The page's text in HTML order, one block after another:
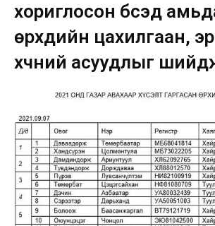
хориглосон бүсэд
өрхүүдийн цахилгаан,
хүчний асуудлыг